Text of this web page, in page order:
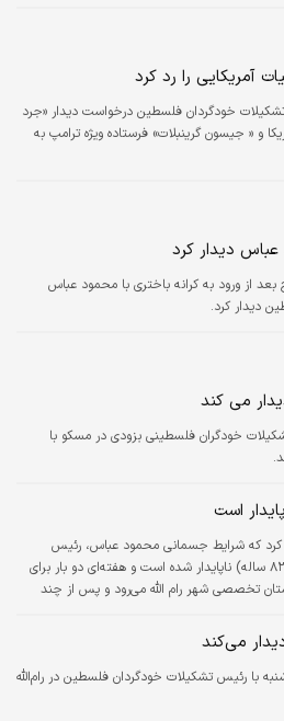
آمریکایی را رد کرد
خودگردان فلسطین درخواست دیدار «جرد
و « جیسون گرینبلات» فرستاده ویژه ترامپ به
عباس دیدار کرد
بعد از ورود به کرانه باختری با محمود عباس
دیدار کرد.
می کند
خودگران فلسطینی بزودی در مسکو با
است
کرد که شرایط جسمانی محمود عباس، رئیس
تشکیلات خودگردان فلسطین، (۸۳ ساله) ناپایدار شده است و هفته‌ای دو بار برای
تخصصی شهر رام الله می‌رود و پس از چند
می‌کند
با رئیس تشکیلات خودگردان فلسطین در رام‌الله